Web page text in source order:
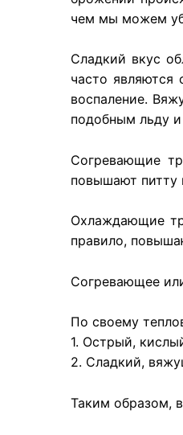
чем мы можем
Сладкий вкус
часто являются
воспаление.
подобным льду
Согревающие
повышают питту
Охлаждающие
правило,
Согревающее
По своему
1. Острый,
2. Сладкий,
Таким образом,